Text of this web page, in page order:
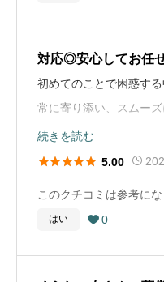
がどんな感じなのかと
で規模なのか。
葬儀の年
葬儀の場所 栃木
葬儀の種類 一般
対応◎安心してお任
初めてのことで困惑する
常に寄り添い、スムー
費用がお高めとの噂もあ
対応の良さにより、安
どんな葬儀を行いたい
生前に「家族で話あっ
続きを読む
 5.00
このクチコミは参考に
はい  0